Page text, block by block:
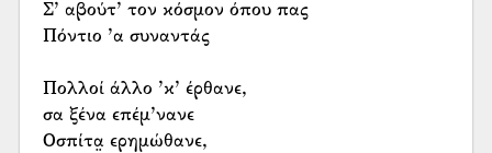
Σ’ αβούτ’ τον κόσμον όπου πας
Πόντιο ’α συναντάς
Πολλοί άλλο ’κ’ έρθανε,
σα ξένα επέμ’νανε
Οσπίτα̤ ερημώθανε,